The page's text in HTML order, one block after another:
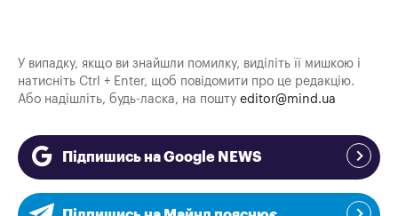
У випадку, якщо ви знайшли помилку, виділіть її мишкою і
натисніть Ctrl + Enter, щоб повідомити про це редакцію.
Або надішліть, будь-ласка, на пошту editor@mind.ua
Підпишись на Google NEWS